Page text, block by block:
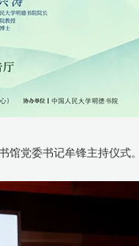
馆党委书记牟锋主持仪式。